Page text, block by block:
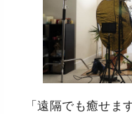
「遠隔でも癒せま